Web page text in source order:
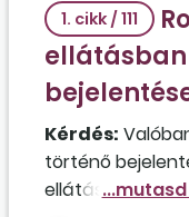
1. cikk / 111
Kérdés:
történő
ellátásban